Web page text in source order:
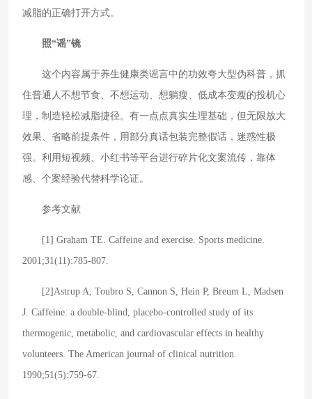
减脂的正确打开方式。
照“谣”镜
这个内容属于养生健康类谣言中的功效夸大型伪科普，抓
住普通人不想节食、不想运动、想躺瘦、低成本变瘦的投机心
理，制造轻松减脂捷径。有一点点真实生理基础，但无限放大
效果、省略前提条件，用部分真话包装完整假话，迷惑性极
强。利用短视频、小红书等平台进行碎片化文案流传，靠体
感、个案经验代替科学论证。
参考文献
[1] Graham TE. Caffeine and exercise. Sports medicine.
2001;31(11):785-807.
[2]Astrup A, Toubro S, Cannon S, Hein P, Breum L, Madsen
J. Caffeine: a double-blind, placebo-controlled study of its
thermogenic, metabolic, and cardiovascular effects in healthy
volunteers. The American journal of clinical nutrition.
1990;51(5):759-67.